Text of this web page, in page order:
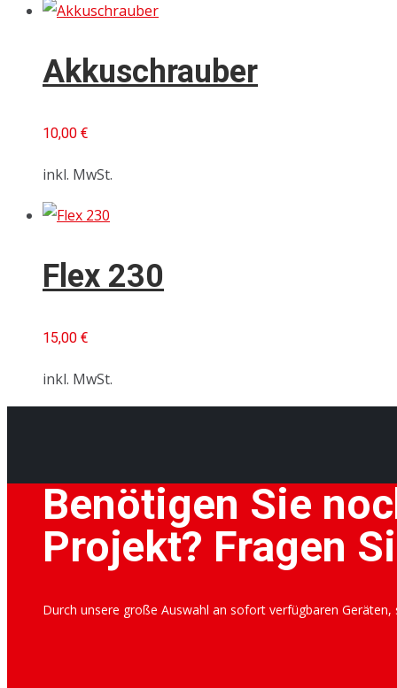
Akkuschrauber
10,00 €
inkl. MwSt.
Flex 230
15,00 €
inkl. MwSt.
Benötigen Sie
Projekt? Fragen
Durch unsere große Auswahl an sofort verfügbaren